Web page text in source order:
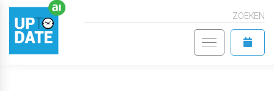
ZOEKEN